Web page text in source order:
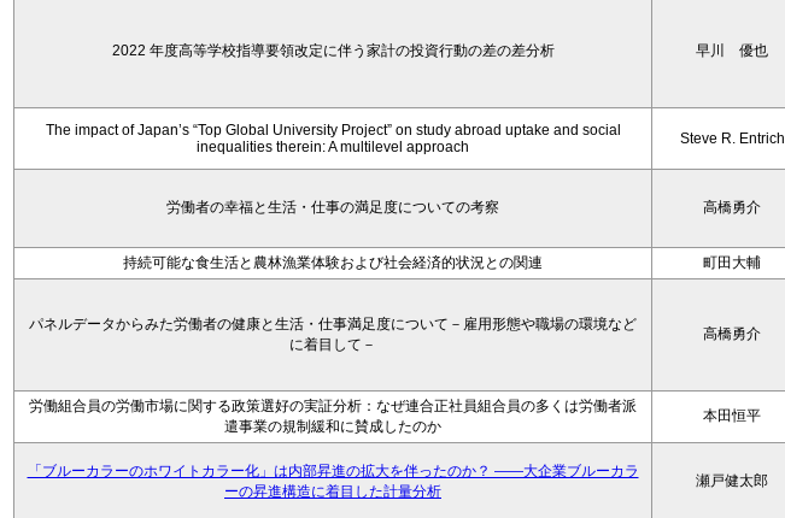
2022 年度高等学校指導要領改定に伴う家計の投資行動の差の差分析 早川 優也
The impact of Japan’s “Top Global University Project” on study abroad uptake and social
inequalities therein: A multilevel approach
Steve R. Entrich
労働者の幸福と生活・仕事の満足度についての考察 高橋勇介
持続可能な食生活と農林漁業体験および社会経済的状況との関連
町田大輔
パネルデータからみた労働者の健康と生活・仕事満足度について－雇用形態や職場の環境など
に着目して－
高橋勇介
労働組合員の労働市場に関する政策選好の実証分析：なぜ連合正社員組合員の多くは労働者派
遣事業の規制緩和に賛成したのか
本田恒平
「ブルーカラーのホワイトカラー化」は内部昇進の拡大を伴ったのか？ ――大企業ブルーカラ
ーの昇進構造に着目した計量分析
瀬戸健太郎